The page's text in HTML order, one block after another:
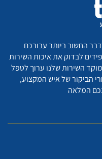
החשוב ביותר עבורכם
לבדוק את איכות השירות
השירות שלנו ערוך לטפל
הביקור של איש המקצוע,
המלאה